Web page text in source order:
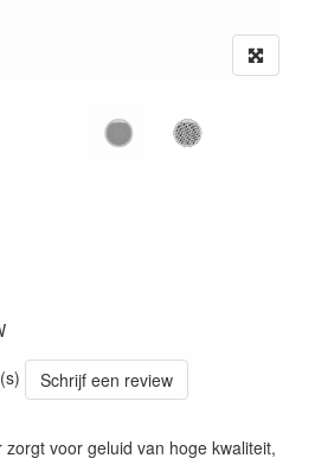
Schrijf een review
zorgt voor geluid van hoge kwaliteit,